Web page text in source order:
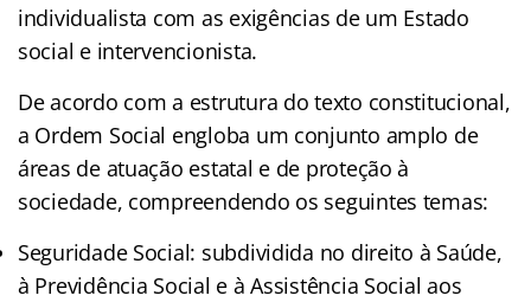
individualista com as exigências de um Estado
social e intervencionista.
De acordo com a estrutura do texto constitucional,
a Ordem Social engloba um conjunto amplo de
áreas de atuação estatal e de proteção à
sociedade, compreendendo os seguintes temas:
Seguridade Social: subdividida no direito à Saúde,
à Previdência Social e à Assistência Social aos